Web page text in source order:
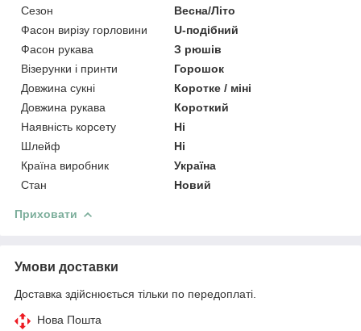
Сезон
Весна/Літо
Фасон вирізу горловини
U-подібний
Фасон рукава
З рюшів
Візерунки і принти
Горошок
Довжина сукні
Коротке / міні
Довжина рукава
Короткий
Наявність корсету
Ні
Шлейф
Ні
Країна виробник
Україна
Стан
Новий
Приховати
Умови доставки
Доставка здійснюється тільки по передоплаті.
Нова Пошта